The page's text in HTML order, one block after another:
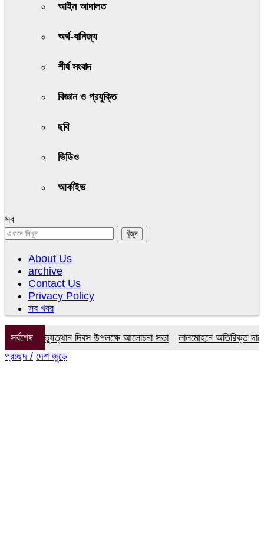
আইন আদালত
অর্থ-বানিজ্য
শীর্ষ সংবাদ
বিজ্ঞান ও প্রযুক্তি
ছবি
ভিডিও
আর্কাইভ
সব
About Us
archive
Contact Us
Privacy Policy
সব খবর
সর্বশেষ
গণঅভ্যুত্থান দিবস উপলক্ষে আলোচনা সভা
লালমোহনে অতিরিক্ত দামে
প্রচ্ছদ / দেশ জুড়ে